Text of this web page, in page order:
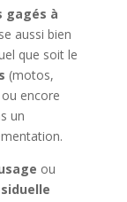
gagés à
aussi bien
que soit le
(motos,
ou encore
un
ou